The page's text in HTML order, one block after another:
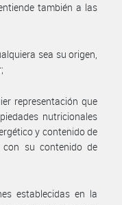
también a las
sea su origen,
representación que
nutricionales
y contenido de
su contenido de
establecidas en la